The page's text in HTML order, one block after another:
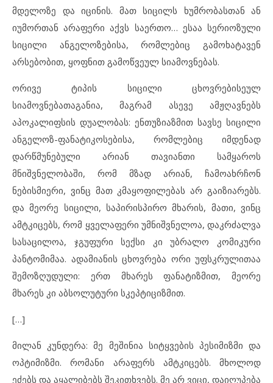
მდელოზე და იცინის. მათ სიცილს ხუმრობასთან ან
იუმორთან არაფერი აქვს საერთო… ესაა სერიოზული
სიცილი ანგელოზებისა, რომლებიც გამოხატავენ
არსებობით, ყოფნით გამოწვეულ სიამოვნებას.
ორივე ტიპის სიცილი ცხოვრებისეულ
სიამოვნებათაგანია, მაგრამ ასევე ამჟღავნებს
აპოკალიფსის დუალობას: ენთუზიაზმით სავსე სიცილი
ანგელოზ-ფანატიკოსებისა, რომლებიც იმდენად
დარწმუნებული არიან თავიანთი სამყაროს
მნიშვნელობაში, რომ მზად არიან, ჩამოახრჩონ
ნებისმიერი, ვინც მათ კმაყოფილებას არ გაიზიარებს.
და მეორე სიცილი, საპირისპირო მხარის, მათი, ვინც
ამტკიცებს, რომ ყველაფერი უმნიშვნელოა, დაკრძალვა
სასაცილოა, ჯგუფური სექსი კი უბრალო კომიკური
პანტომიმაა. ადამიანის ცხოვრება ორი უფსკრულითაა
შემოზღუდული: ერთ მხარეს ფანატიზმით, მეორე
მხარეს კი აბსოლუტური სკეპტიციზმით.
[…]
მილან კუნდერა: მე მეშინია სიტყვების პესიმიზმი და
ოპტიმიზმი. რომანი არაფერს ამტკიცებს. მხოლოდ
ეძებს და აყალიბებს შეკითხვებს. მე არ ვიცი, დაიღუპება